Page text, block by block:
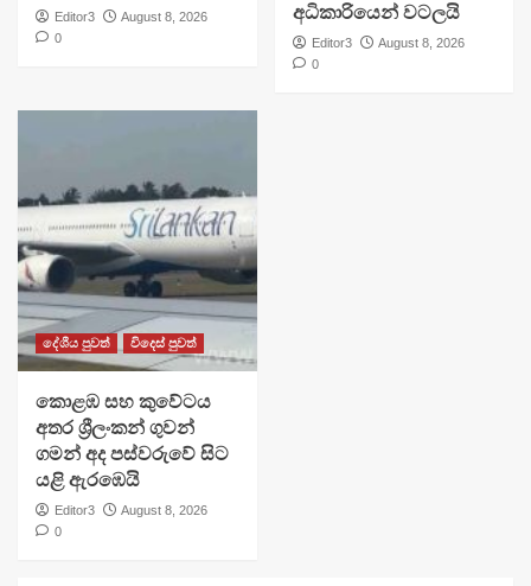
Editor3
August 8, 2026
0
අධිකාරියෙන් වටලයි
Editor3
August 8, 2026
0
දේශීය පුවත් විදෙස් පුවත්
​කොළඹ සහ කුවේටය
අතර ශ්‍රීලංකන් ගුවන්
ගමන් අද පස්වරුවේ සිට
යළි ඇරඹෙයි
Editor3
August 8, 2026
0